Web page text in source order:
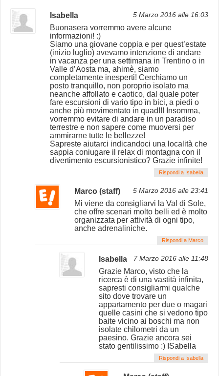
Isabella 5 Marzo 2016 alle 16:03
Buonasera vorremmo avere alcune
informazioni! :)
Siamo una giovane coppia e per quest’estate
(inizio luglio) avevamo intenzione di andare
in vacanza per una settimana in Trentino o in
Valle d’Aosta ma, ahimè, siamo
completamente inesperti! Cerchiamo un
posto tranquillo, non poroprio isolato ma
neanche affollato e caotico, dal quale poter
fare escursioni di vario tipo in bici, a piedi o
anche più movimentato in quad!!! Insomma,
vorremmo evitare di andare in un paradiso
terrestre e non sapere come muoversi per
ammirarne tutte le bellezze!
Sapreste aiutarci indicandoci una località che
sappia coniugare il relax di montagna con il
divertimento escursionistico? Grazie infinite!
Rispondi a Isabella
Marco (staff) 5 Marzo 2016 alle 23:41
Mi viene da consigliarvi la Val di Sole,
che offre scenari molto belli ed è molto
organizzata per attività di ogni tipo,
anche adrenaliniche.
Rispondi a Marco
Isabella 7 Marzo 2016 alle 11:48
Grazie Marco, visto che la
ricerca è di una vastità infinita,
sapresti consigliarmi qualche
sito dove trovare un
appartamento per due o magari
quelle casini che si vedono tipo
baite vicino ai boschi ma non
isolate chilometri da un
paesino. Grazie ancora sei
stato gentilissimo :) ISabella
Rispondi a Isabella